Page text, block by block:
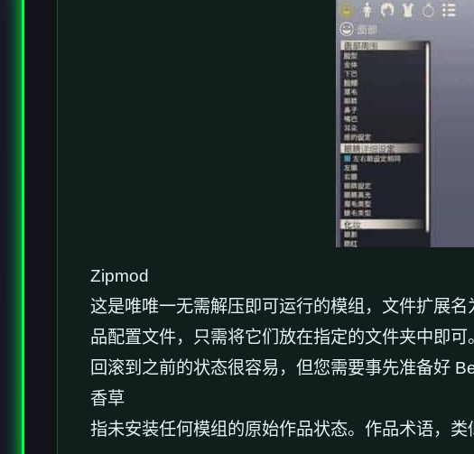
Zipmod
这是唯唯一无需解压即可运行的模组，文件扩展
品配置文件，只需将它们放在指定的文件夹中即可
回滚到之前的状态很容易，但您需要事先准备好
香草
指未安装任何模组的原始作品状态。作品术语，类